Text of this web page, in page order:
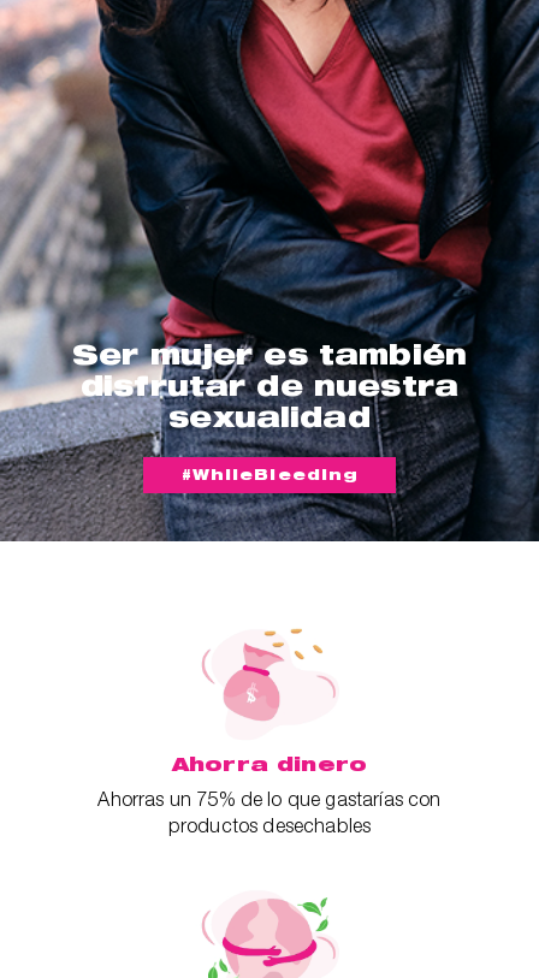
Ser mujer es también
disfrutar de nuestra
sexualidad
#WhileBleeding
Ahorra dinero
Ahorras un 75% de lo que gastarías con
productos desechables